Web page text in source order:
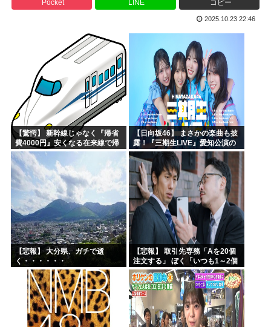
ワイ（神絵師）が絵描いたから見てや
ドラゴンボールのセル編、あまりにも戦犯が多すぎるwww
靖国神社「軍服のコスプレやめろ、"慰霊"の意味考えろ」
ネトウヨ「在日特権やばい。働かずに年間600万円もらって...
【画像】けいおんキャラのヌードwww
日本人「失われた30年ヤバいだろ…貧乏になりすぎ…もう愛...
Pocket LINE コピー
2025.10.23 22:46
【驚愕】 新幹線じゃなく『帰省
費4000円』安くなる在来線で帰
省した結果ｗｗｗｗｗ
【日向坂46】 まさかの楽曲も披
露！『三期生LIVE』愛知公演の
レポがこちら
【悲報】 大分県、ガチで逝
く・・・・・・
【悲報】 取引先専務「Aを20個
注文する」 ぼく「いつも1～2個
しか使わないけど本当に20であ
ってる？」 取専「あってる」→
結果『こう』なったんだが...